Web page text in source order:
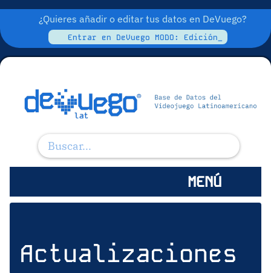
¿Quieres añadir o editar tus datos en DeVuego?
Entrar en DeVuego MODO: Edición_
MENÚ
Actualizaciones